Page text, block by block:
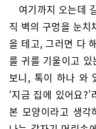
여기까지 오는데
직 벽의 구멍을 눈치
을 테고, 그러면 다
를 귀를 기울이고
보니, 톡이 하나 와
‘지금 집에 있어요
본 모양이라고 생각